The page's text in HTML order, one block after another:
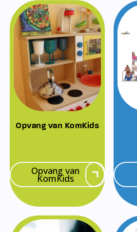
Opvang van KomKids
Opvang van
KomKids